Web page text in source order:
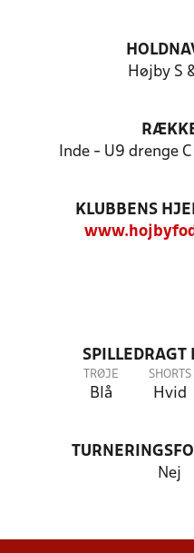
Højby S
Inde - U9 drenge
KLUBBENS
SPILLEDRAGT
TRØJE
Blå
SHORTS
Hvid
Nej